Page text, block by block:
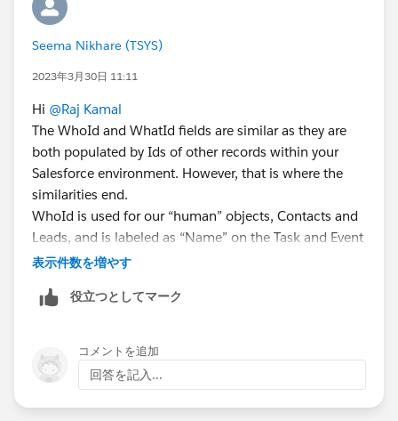
Seema Nikhare (TSYS)
2023年3月30日 11:11
Hi @Raj Kamal
The WhoId and WhatId fields are similar as they are
both populated by Ids of other records within your
Salesforce environment. However, that is where the
similarities end.
WhoId is used for our “human” objects, Contacts and
Leads, and is labeled as “Name” on the Task and Event
objects.
human-related and is labeled as “Related To” on the
Please find the below resource for understanding
more:
https://www.salesforceben.com/what-is-the-
difference-between-whoid-and-whatid/
表示件数を増やす
役立つとしてマーク
コメントを追加
回答を記入...